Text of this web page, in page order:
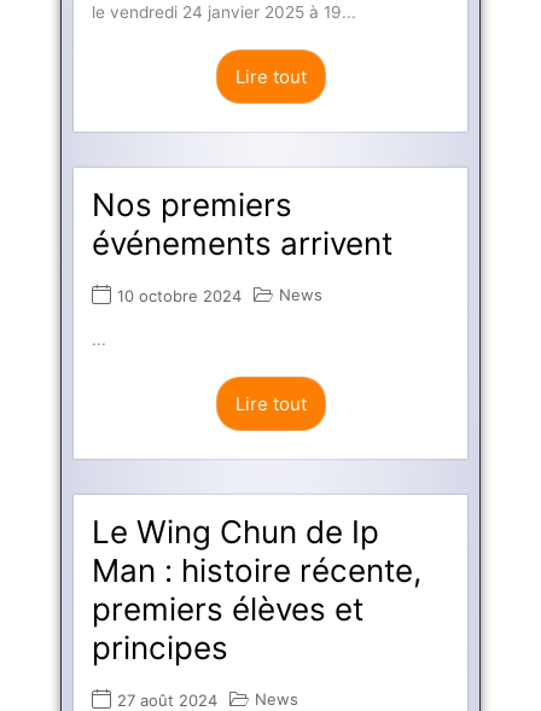
le vendredi 24 janvier 2025 à 19...
Lire tout
Nos premiers
événements arrivent
10 octobre 2024 News
...
Lire tout
Le Wing Chun de Ip
Man : histoire récente,
premiers élèves et
principes
27 août 2024 News